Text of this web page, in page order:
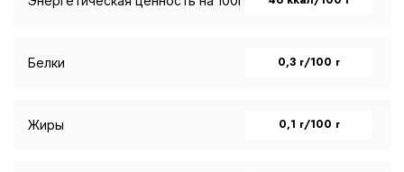
Белки 0,3 г/100 г
Жиры 0,1 г/100 г